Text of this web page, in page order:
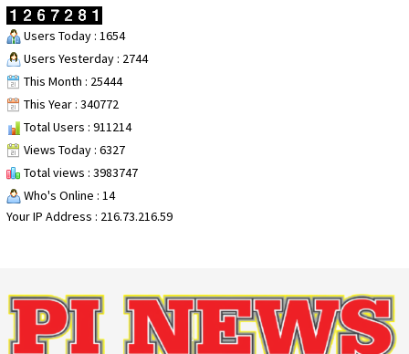
Users Today : 1654
Users Yesterday : 2744
This Month : 25444
This Year : 340772
Total Users : 911214
Views Today : 6327
Total views : 3983747
Who's Online : 14
Your IP Address : 216.73.216.59